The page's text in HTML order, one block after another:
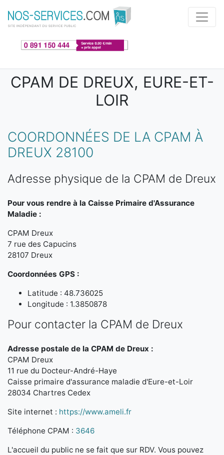
Aller au contenu principal
CPAM DE DREUX, EURE-ET-
LOIR
COORDONNÉES DE LA CPAM À
DREUX 28100
Adresse physique de la CPAM de Dreux
Pour vous rendre à la Caisse Primaire d'Assurance
Maladie :
CPAM Dreux
7 rue des Capucins
28107 Dreux
Coordonnées GPS :
Latitude : 48.736025
Longitude : 1.3850878
Pour contacter la CPAM de Dreux
Adresse postale de la CPAM de Dreux :
CPAM Dreux
11 rue du Docteur-André-Haye
Caisse primaire d'assurance maladie d'Eure-et-Loir
28034 Chartres Cedex
Site internet : https://www.ameli.fr
Téléphone CPAM : 3646
L'accueil du public ne se fait que sur RDV. Vous pouvez